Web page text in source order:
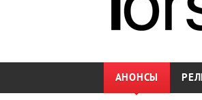
АНОНСЫ